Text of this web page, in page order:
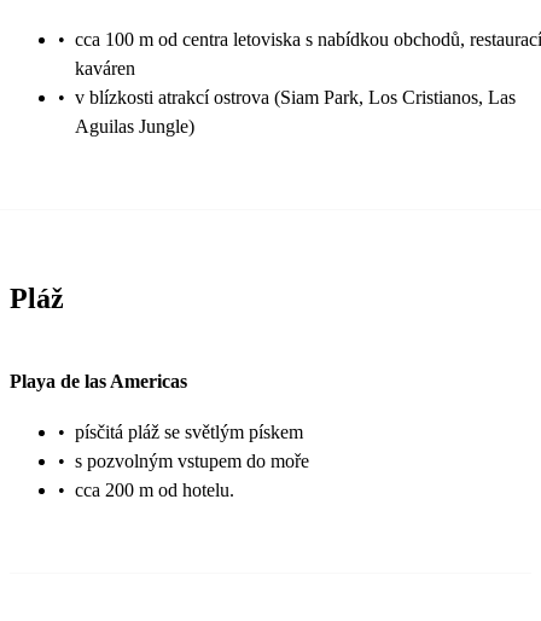
• cca 100 m od centra letoviska s nabídkou obchodů,
kaváren
• v blízkosti atrakcí ostrova (Siam Park, Los Cristianos, Las
Aguilas Jungle)
Pláž
Playa de las Americas
• písčitá pláž se světlým pískem
• s pozvolným vstupem do moře
• cca 200 m od hotelu.